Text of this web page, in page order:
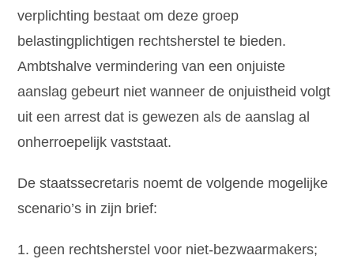
verplichting bestaat om deze groep
belastingplichtigen rechtsherstel te bieden.
Ambtshalve vermindering van een onjuiste
aanslag gebeurt niet wanneer de onjuistheid volgt
uit een arrest dat is gewezen als de aanslag al
onherroepelijk vaststaat.
De staatssecretaris noemt de volgende mogelijke
scenario’s in zijn brief:
geen rechtsherstel voor niet-bezwaarmakers;